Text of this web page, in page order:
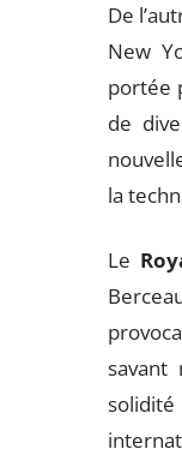
De
New
portée
de
la
Le
savant